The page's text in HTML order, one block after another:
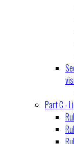
Part C -